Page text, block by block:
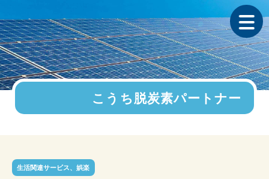
こうち脱炭素パートナー
生活関連サービス、娯楽